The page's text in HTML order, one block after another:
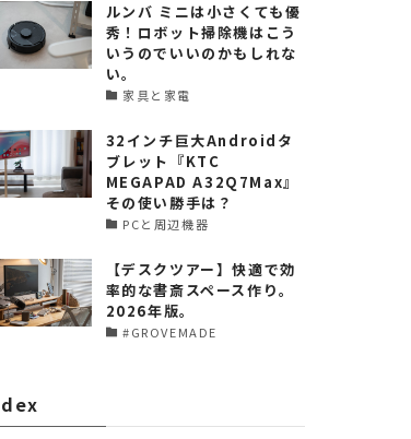
ルンバ ミニは小さくても優
秀！ロボット掃除機はこう
いうのでいいのかもしれな
い。
家具と家電
32インチ巨大Androidタ
ブレット『KTC
MEGAPAD A32Q7Max』
その使い勝手は？
PCと周辺機器
【デスクツアー】快適で効
率的な書斎スペース作り。
2026年版。
#GROVEMADE